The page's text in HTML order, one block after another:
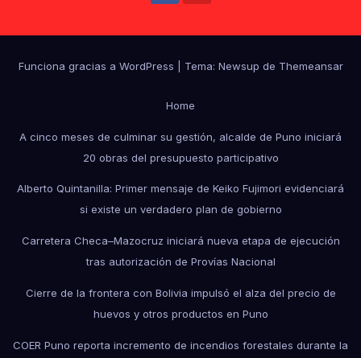
Funciona gracias a WordPress Tema: Newsup de Themeansar
Home
A cinco meses de culminar su gestión, alcalde de Puno iniciará
20 obras del presupuesto participativo
Alberto Quintanilla: Primer mensaje de Keiko Fujimori evidenciará
si existe un verdadero plan de gobierno
Carretera Checa–Mazocruz iniciará nueva etapa de ejecución
tras autorización de Provías Nacional
Cierre de la frontera con Bolivia impulsó el alza del precio de
huevos y otros productos en Puno
COER Puno reporta incremento de incendios forestales durante la